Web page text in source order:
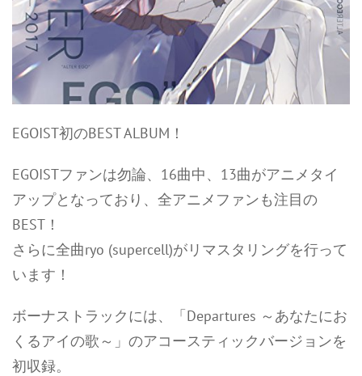
EGOIST初のBEST ALBUM！
EGOISTファンは勿論、16曲中、13曲がアニメタイ
アップとなっており、全アニメファンも注目の
BEST！
さらに全曲ryo (supercell)がリマスタリングを行って
います！
ボーナストラックには、「Departures ～あなたにお
くるアイの歌～」のアコースティックバージョンを
初収録。